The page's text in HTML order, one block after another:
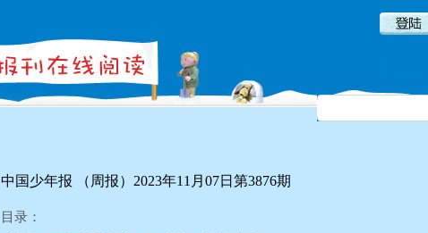
中国少年报 （周报）2023年11月07日第3876期
目录：